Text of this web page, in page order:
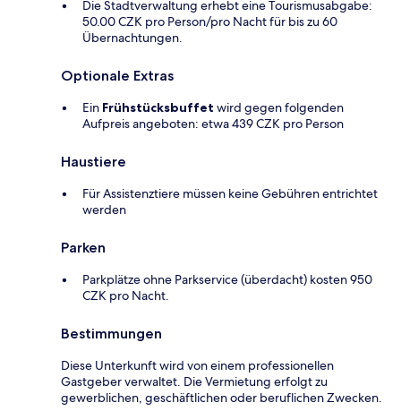
Die Stadtverwaltung erhebt eine Tourismusabgabe:
50.00 CZK pro Person/pro Nacht für bis zu 60
Übernachtungen.
Optionale Extras
Ein Frühstücksbuffet wird gegen folgenden
Aufpreis angeboten: etwa 439 CZK pro Person
Haustiere
Für Assistenztiere müssen keine Gebühren entrichtet
werden
Parken
Parkplätze ohne Parkservice (überdacht) kosten 950
CZK pro Nacht.
Bestimmungen
Diese Unterkunft wird von einem professionellen
Gastgeber verwaltet. Die Vermietung erfolgt zu
gewerblichen, geschäftlichen oder beruflichen Zwecken.